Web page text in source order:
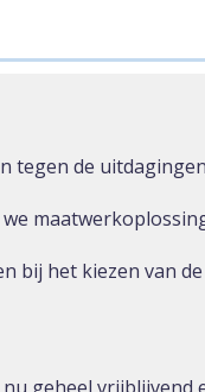
de
bij het kiezen van
geheel